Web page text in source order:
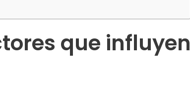
que influyen